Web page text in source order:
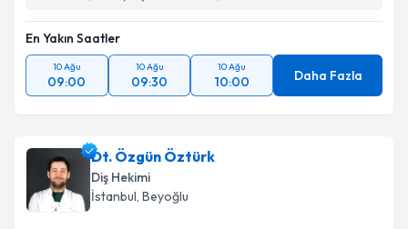
En Yakın Saatler
10 Ağu
09:00
10 Ağu
09:30
10 Ağu
10:00 Daha Fazla
Dt. Özgün Öztürk
Diş Hekimi
İstanbul, Beyoğlu